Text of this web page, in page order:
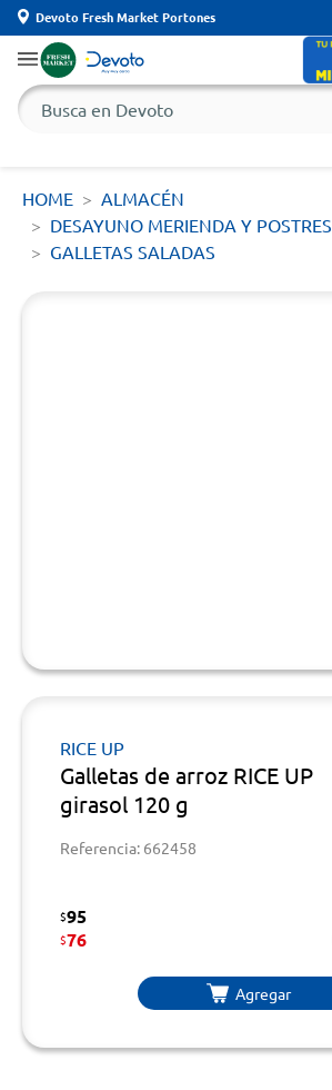
Devoto Fresh Market Portones
HOME
ALMACÉN
DESAYUNO MERIENDA Y POSTRES
GALLETAS SALADAS
RICE UP
Galletas de arroz RICE UP
girasol 120 g
Referencia: 662458
$95
$76
Agregar